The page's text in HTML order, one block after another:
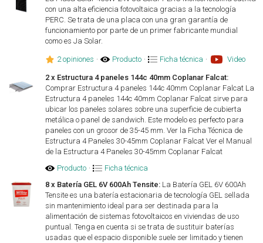
con una alta eficiencia fotovoltaica gracias a la tecnología
PERC. Se trata de una placa con una gran garantía de
funcionamiento por parte de un primer fabricante mundial
como es Ja Solar.
2 opiniones · Producto · Ficha técnica · Video
2 x Estructura 4 paneles 144c 40mm Coplanar Falcat:
Comprar Estructura 4 paneles 144c 40mm Coplanar Falcat La
Estructura 4 paneles 144c 40mm Coplanar Falcat sirve para
ubicar los paneles solares sobre una superficie de cubierta
metálica o panel de sandwich. Este modelo es perfecto para
paneles con un grosor de 35-45 mm. Ver la Ficha Técnica de
Estructura 4 Paneles 30-45mm Coplanar Falcat Ver el Manual
de la Estructura 4 Paneles 30-45mm Coplanar Falcat
Producto ·
Ficha técnica
8 x Batería GEL 6V 600Ah Tensite: La Batería GEL 6V 600Ah
Tensite es una batería estacionaria de tecnología GEL sellada
sin mantenimiento ideal para ser destinada para la
alimentación de sistemas fotovoltaicos en viviendas de uso
puntual. Tenga en cuenta si se trata de sustituir baterías
usadas que el espacio disponible suele ser limitado y tienen